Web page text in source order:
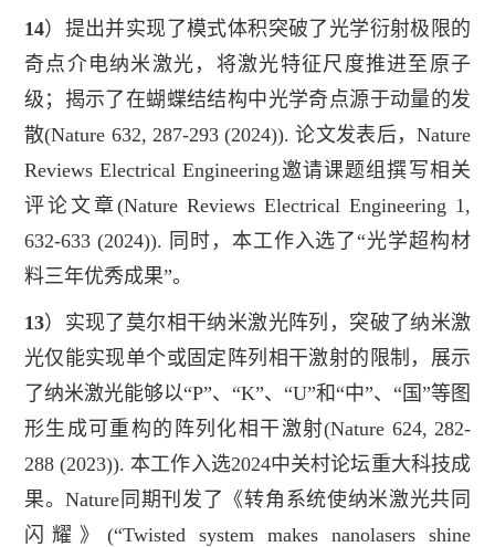
14）提出并实现了模式体积突破了光学衍射极限的
奇点介电纳米激光，将激光特征尺度推进至原子
级；揭示了在蝴蝶结结构中光学奇点源于动量的发
散(Nature 632, 287-293 (2024)).论文发表后，Nature
Reviews Electrical Engineering邀请课题组撰写相关
评论文章 (Nature ReviewsElectrical Engineering 1,
632-633 (2024)). 同时，本工作入选了“光学超构材
料三年优秀成果”。
13） 实现了莫尔相干纳米激光阵列，突破了纳米激
光仅能实现单个或固定阵列相干激射的限制，展示
了纳米激光能够以“P”、“K”、 “U”和“中”、“国”等图
形生成可重构的阵列化相干激射(Nature 624, 282-
288 (2023)).本工作入选2024中关村论坛重大科技成
果。Nature同期刊发了《转角系统使纳米激光共同
闪耀》 (“Twisted system makes nanolasers shine